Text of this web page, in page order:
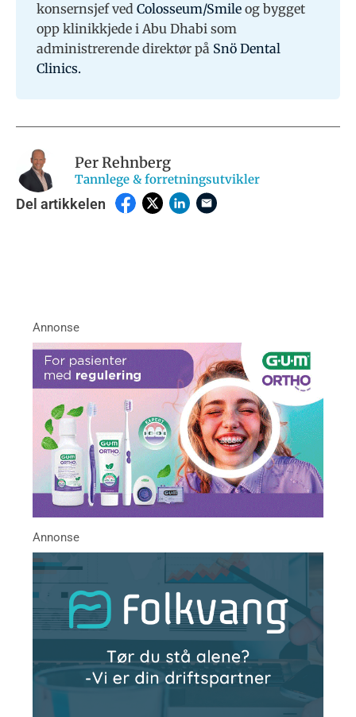
konsernsjef ved Colosseum/Smile og bygget
opp klinikkjede i Abu Dhabi som
administrerende direktør på Snö Dental
Clinics.
Per Rehnberg
Tannlege & forretningsutvikler
Del artikkelen